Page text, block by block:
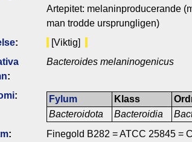
Artepitet: melaninproducerande
man trodde ursprungligen)
:
[Viktig]
:
Bacteroides melaninogenicus
:
Fylum
Bacteroidota
Klass
Bacteroidia
:
Finegold B282 = ATCC 25845 =